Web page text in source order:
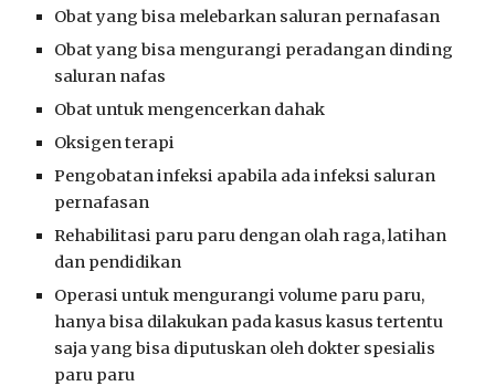
Obat yang bisa melebarkan saluran pernafasan
Obat yang bisa mengurangi peradangan dinding
saluran nafas
Obat untuk mengencerkan dahak
Oksigen terapi
Pengobatan infeksi apabila ada infeksi saluran
pernafasan
Rehabilitasi paru paru dengan olah raga, latihan
dan pendidikan
Operasi untuk mengurangi volume paru paru,
hanya bisa dilakukan pada kasus kasus tertentu
saja yang bisa diputuskan oleh dokter spesialis
paru paru